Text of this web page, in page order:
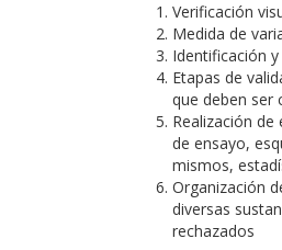
Verificación
Medida de
Identificación
Etapas de
que deben ser
Realización
de ensayo,
mismos,
Organización
diversas
rechazados